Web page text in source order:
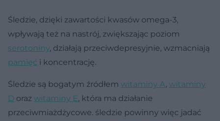
Śledzie, dzięki zawartości kwasów omega-3,
wpływają też na nastrój, zwiększając poziom
serotoniny, działają przeciwdepresyjnie, wzmacniają
pamięć i koncentrację.
Śledzie są bogatym źródłem witaminy A, witaminy
D oraz witaminy E, która ma działanie
przeciwmiażdżycowe. śledzie powinny więc jadać